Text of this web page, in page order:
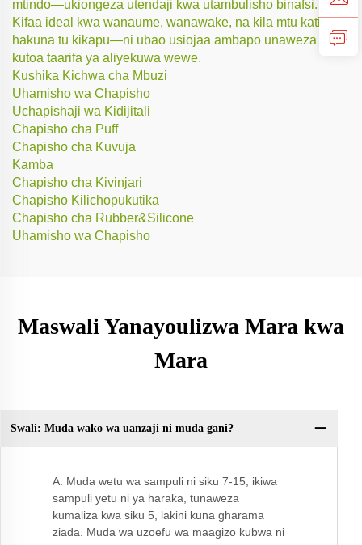
mtindo—ukiongeza utendaji kwa utambulisho binafsi.
Kifaa ideal kwa wanaume, wanawake, na kila mtu kati yao,
hakuna tu kikapu—ni ubao usiojaa ambapo unaweza
kutoa taarifa ya aliyekuwa wewe.
Kushika Kichwa cha Mbuzi
Uhamisho wa Chapisho
Uchapishaji wa Kidijitali
Chapisho cha Puff
Chapisho cha Kuvuja
Kamba
Chapisho cha Kivinjari
Chapisho Kilichopukutika
Chapisho cha Rubber&Silicone
Uhamisho wa Chapisho
Maswali Yanayoulizwa Mara kwa
Mara
Swali: Muda wako wa uanzaji ni muda gani?
A: Muda wetu wa sampuli ni siku 7-15, ikiwa
sampuli yetu ni ya haraka, tunaweza
kumaliza kwa siku 5, lakini kuna gharama
ziada. Muda wa uzoefu wa maagizo kubwa ni